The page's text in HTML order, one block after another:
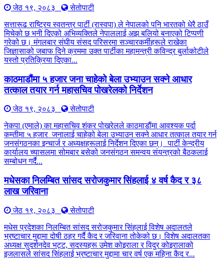
जेठ १९, २०८३
सेतोपाटी
सत्तारूढ राष्ट्रिय स्वतन्त्र पार्टी (रास्वपा) ले नेपालको पनि भारतको धेरै ठाउँ
मिचेको छ भनी दिएको अभिव्यक्तिले नेपाललाई अझ बलियो बनाएको टिप्पणी
गरेको छ। मंगलबार संघीय संसद परिसरमा सञ्चारकर्मीहरूले राखेका
जिज्ञासाको जबाफ दिने क्रममा उक्त पार्टीका महामन्त्री कविन्द्र बुर्लाकोटीले
यस्तो प्रतिक्रिया दिएका...
काठमाडौंमा ५ हजार जना चाहेको बेला उभ्याउन सक्ने आधार
तत्काल तयार गर्न महासचिव पोखरेलको निर्देशन
जेठ १९, २०८३
सेतोपाटी
नेकपा (एमाले) का महासचिव शंकर पोखरेलले काठमाडौंमा आवश्यक पर्दा
कम्तीमा ५ हजार जनालाई चाहेको बेला उभ्याउन सक्ने आधार तत्काल तयार गर्न
जनसंगठनका इन्चार्ज र अध्यक्षहरूलाई निर्देशन दिएका छन्। पार्टी केन्द्रीय
कार्यालय च्यासलमा सोमबार बसेको जनसंगठन समन्वय संयन्त्रको बैठकलाई
सम्बोधन गर्दै...
मधेसका निलम्बित सांसद सरोजकुमार सिंहलाई ४ वर्ष कैद र ३८
लाख जरिवाना
जेठ १९, २०८३
सेतोपाटी
मधेस प्रदेशका निलम्बित सांसद सरोजकुमार सिंहलाई विशेष अदालतले
भ्रष्टाचार मुद्दामा दोषी ठहर गर्दै कैद र जरिवाना तोकेको छ। विशेष अदालतका
अध्यक्ष सुदर्शनदेव भट्ट, सदस्यहरू उमेश कोइराला र विदुर कोइरालाको
इजलासले सांसद सिंहलाई भ्रष्टाचार मुद्दामा चार वर्ष एक महिना कैद र...